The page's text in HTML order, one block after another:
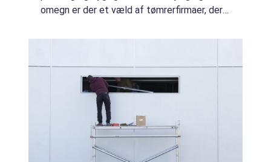
omegn er der et væld af tømrerfirmaer, der
snedkerarbejde. I denne artikel vil vi ...